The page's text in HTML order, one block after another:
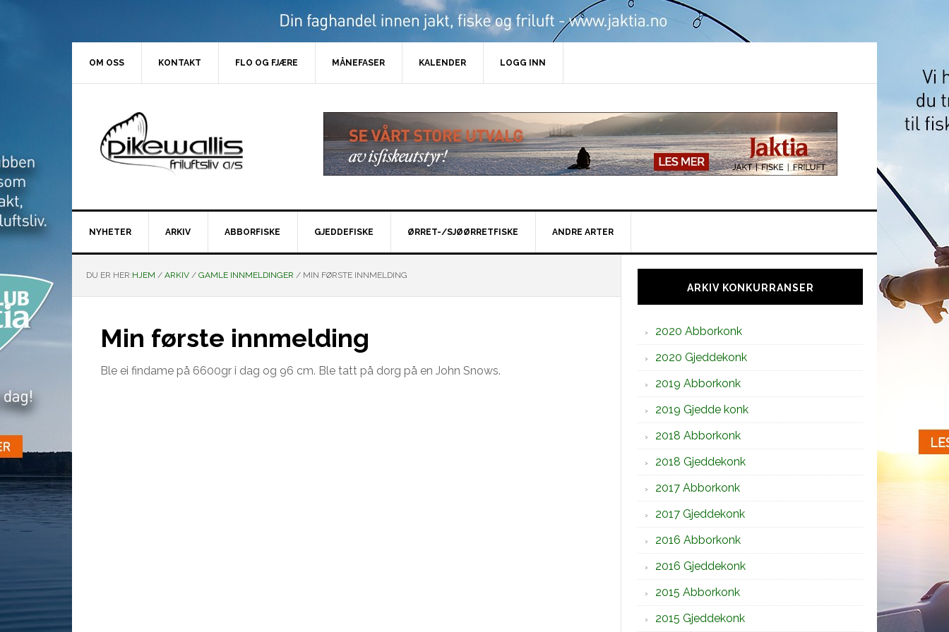
OM OSS KONTAKT FLO OG FJÆRE MÅNEFASER KALENDER LOGG INN
NYHETER ARKIV ABBORFISKE GJEDDEFISKE ØRRET-/SJØØRRETFISKE ANDRE ARTER
DU ER HER:HJEM / ARKIV / GAMLE INNMELDINGER / MIN FØRSTE INNMELDING
Min første innmelding
Ble ei findame på 6600gr i dag og 96 cm. Ble tatt på dorg på en John Snows.
Hoved
sidebarARKIV KONKURRANSER
2020 Abborkonk
2020 Gjeddekonk
2019 Abborkonk
2019 Gjedde konk
2018 Abborkonk
2018 Gjeddekonk
2017 Abborkonk
2017 Gjeddekonk
2016 Abborkonk
2016 Gjeddekonk
2015 Abborkonk
2015 Gjeddekonk